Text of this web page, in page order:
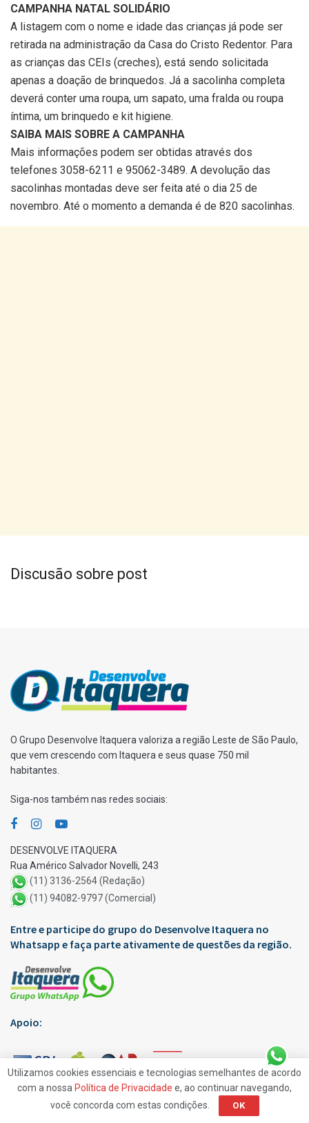
CAMPANHA NATAL SOLIDÁRIO
A listagem com o nome e idade das crianças já pode ser
retirada na administração da Casa do Cristo Redentor. Para
as crianças das CEIs (creches), está sendo solicitada
apenas a doação de brinquedos. Já a sacolinha completa
deverá conter uma roupa, um sapato, uma fralda ou roupa
íntima, um brinquedo e kit higiene.
SAIBA MAIS SOBRE A CAMPANHA
Mais informações podem ser obtidas através dos
telefones 3058-6211 e 95062-3489. A devolução das
sacolinhas montadas deve ser feita até o dia 25 de
novembro. Até o momento a demanda é de 820 sacolinhas.
Discusão sobre post
O Grupo Desenvolve Itaquera valoriza a região Leste de São Paulo,
que vem crescendo com Itaquera e seus quase 750 mil
habitantes.
Siga-nos também nas redes sociais:
DESENVOLVE ITAQUERA
Rua Américo Salvador Novelli, 243
(11) 3136-2564 (Redação)
(11) 94082-9797 (Comercial)
Entre e participe do grupo do Desenvolve Itaquera no
Whatsapp e faça parte ativamente de questões da região.
Apoio:
Utilizamos cookies essenciais e tecnologias semelhantes de acordo
com a nossa Política de Privacidade e, ao continuar navegando,
você concorda com estas condições.
OK